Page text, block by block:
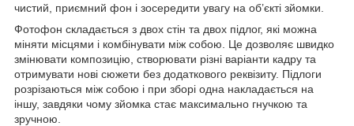
чистий, приємний фон і зосередити увагу на об’єкті зйомки.
Фотофон складається з двох стін та двох підлог, які можна
міняти місцями і комбінувати між собою. Це дозволяє швидко
змінювати композицію, створювати різні варіанти кадру та
отримувати нові сюжети без додаткового реквізиту. Підлоги
розрізаються між собою і при зборі одна накладається на
іншу, завдяки чому зйомка стає максимально гнучкою та
зручною.